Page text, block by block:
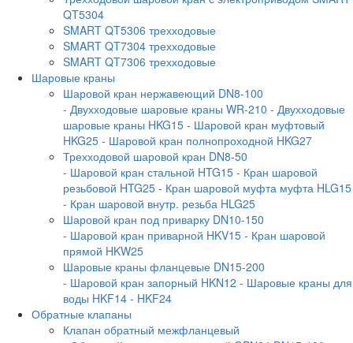
QT5304
SMART QT5306 трехходовые
SMART QT7304 трехходовые
SMART QT7306 трехходовые
Шаровые краны
Шаровой кран нержавеющий DN8-100
- Двухходовые шаровые краны WR-210 - Двухходовые
шаровые краны HKG15 - Шаровой кран муфтовый
HKG25 - Шаровой кран полнопроходной HKG27
Трехходовой шаровой кран DN8-50
- Шаровой кран стальной HTG15 - Кран шаровой
резьбовой HTG25 - Кран шаровой муфта муфта HLG15
- Кран шаровой внутр. резьба HLG25
Шаровой кран под приварку DN10-150
- Шаровой кран приварной HKV15 - Кран шаровой
прямой HKW25
Шаровые краны фланцевые DN15-200
- Шаровой кран запорный HKN12 - Шаровые краны для
воды HKF14 - HKF24
Обратные клапаны
Клапан обратный межфланцевый